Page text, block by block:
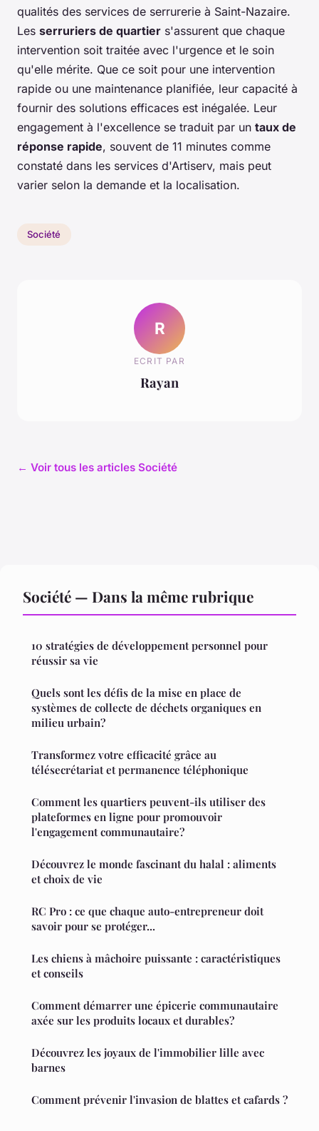
qualités des services de serrurerie à Saint-Nazaire.
Les serruriers de quartier s'assurent que chaque
intervention soit traitée avec l'urgence et le soin
qu'elle mérite. Que ce soit pour une intervention
rapide ou une maintenance planifiée, leur capacité à
fournir des solutions efficaces est inégalée. Leur
engagement à l'excellence se traduit par un taux de
réponse rapide, souvent de 11 minutes comme
constaté dans les services d'Artiserv, mais peut
varier selon la demande et la localisation.
Société
R
ECRIT PAR
Rayan
← Voir tous les articles Société
Société — Dans la même rubrique
10 stratégies de développement personnel pour
réussir sa vie
Quels sont les défis de la mise en place de
systèmes de collecte de déchets organiques en
milieu urbain?
Transformez votre efficacité grâce au
télésecrétariat et permanence téléphonique
Comment les quartiers peuvent-ils utiliser des
plateformes en ligne pour promouvoir
l'engagement communautaire?
Découvrez le monde fascinant du halal : aliments
et choix de vie
RC Pro : ce que chaque auto-entrepreneur doit
savoir pour se protéger...
Les chiens à mâchoire puissante : caractéristiques
et conseils
Comment démarrer une épicerie communautaire
axée sur les produits locaux et durables?
Découvrez les joyaux de l'immobilier lille avec
barnes
Comment prévenir l'invasion de blattes et cafards ?